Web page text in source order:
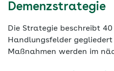
Demenzstrategie
Die Strategie beschreibt
Handlungsfelder
Maßnahmen werden im